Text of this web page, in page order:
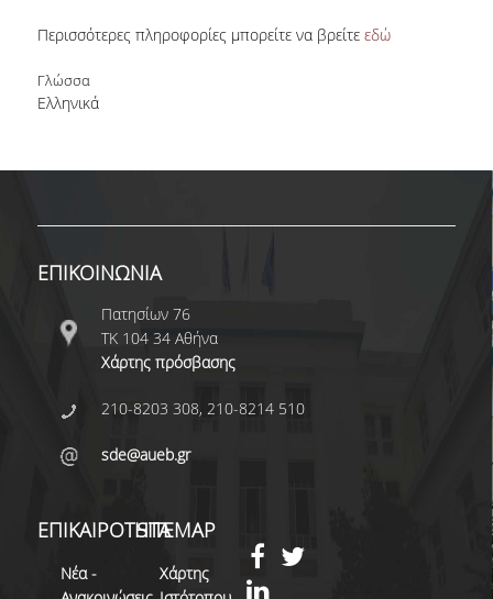
ΣΥΛΛΟΓΟΙ
ΕΠΙΚΟΙΝΩΝΙΑ
Περισσότερες πληροφορίες μπορείτε να βρείτε εδώ
Γλώσσα
Ελληνικά
ΕΠΙΚΟΙΝΩΝΙΑ
Πατησίων 76
ΤΚ 104 34 Αθήνα
Χάρτης πρόσβασης
210-8203 308, 210-8214 510
sde@aueb.gr
ΕΠΙΚΑΙΡΟΤΗΤΑ
Νέα -
SITEMAP
Χάρτης